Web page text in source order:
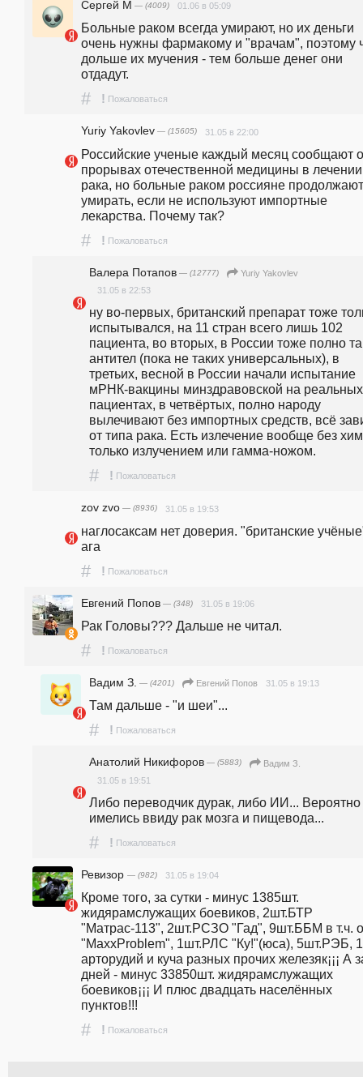
Сергей М — (4009) 01.06 в 05:09
Больные раком всегда умирают, но их деньги
очень нужны фармакому и "врачам", поэтому
дольше их мучения - тем больше денег они
отдадут.
# ! Пожаловаться
Yuriy Yakovlev — (15605) 31.05 в 22:00
Российские ученые каждый месяц сообщают о
прорывах отечественной медицины в лечении
рака, но больные раком россияне продолжают
умирать, если не используют импортные
лекарства. Почему так?
# ! Пожаловаться
Валера Потапов — (12777)
Yuriy Yakovlev
31.05 в 22:53
ну во-первых, британский препарат тоже
испытывался, на 11 стран всего лишь 102
пациента, во вторых, в России тоже полно
антител (пока не таких универсальных), в
третьих, весной в России начали испытание
мРНК-вакцины минздравовской на реальных
пациентах, в четвёртых, полно народу
вылечивают без импортных средств, всё
от типа рака. Есть излечение вообще без
только излучением или гамма-ножом.
# ! Пожаловаться
zov zvo — (8936) 31.05 в 19:53
наглосаксам нет доверия. "британские
ага
# ! Пожаловаться
Евгений Попов — (348) 31.05 в 19:06
Рак Головы??? Дальше не читал.
# ! Пожаловаться
Вадим З. — (4201) Евгений Попов 31.05 в 19:13
Там дальше - "и шеи"...
# ! Пожаловаться
Анатолий Никифоров — (5883)
Вадим З.
31.05 в 19:51
Либо переводчик дурак, либо ИИ... Вероятно
имелись ввиду рак мозга и пищевода...
# ! Пожаловаться
Ревизор — (982) 31.05 в 19:04
Кроме того, за сутки - минус 1385шт.
жидярамслужащих боевиков, 2шт.БТР
"Матрас-113", 2шт.РСЗО "Гад", 9шт.ББМ в т.ч.
"MaxxProblem", 1шт.РЛС "Ку!"(юса), 5шт.РЭБ,
арторудий и куча разных прочих железяк¡¡¡ А
дней - минус 33850шт. жидярамслужащих
боевиков¡¡¡ И плюс двадцать населённых
пунктов!!!
# ! Пожаловаться